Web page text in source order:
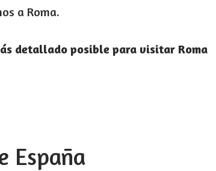
a Roma.
detallado posible para visitar Roma
España